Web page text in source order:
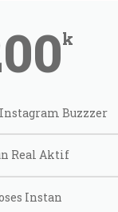
k
Buzzzer
Real Aktif
Instan